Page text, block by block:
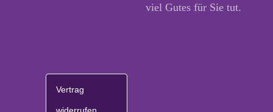
viel Gutes für Sie tut.
Vertrag
widerrufen